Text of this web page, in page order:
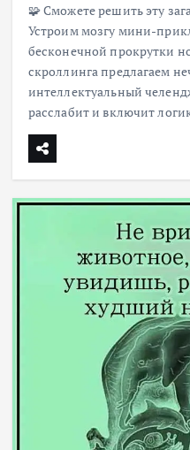
🧩 Сможете решить эту
Устроим мозгу мини-
бесконечной прокрутки
скроллинга предлагаем
интеллектуальный
расслабит и включит